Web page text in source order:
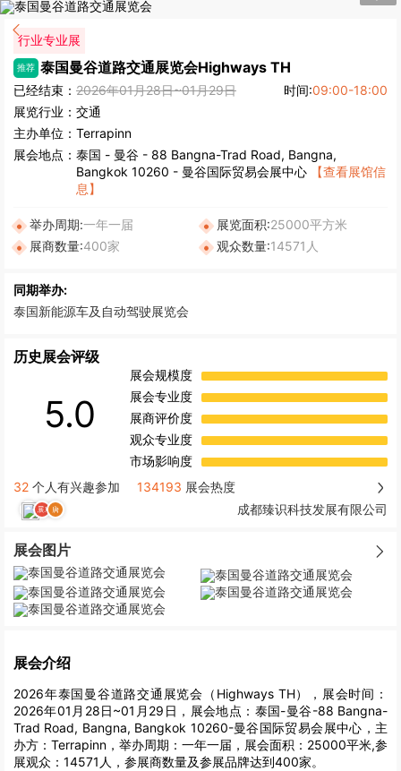
行业专业展
推荐 泰国曼谷道路交通展览会Highways TH
已经结束： 2026年01月28日~01月29日 时间:09:00-18:00
展览行业： 交通
主办单位： Terrapinn
展会地点： 泰国 - 曼谷 - 88 Bangna-Trad Road, Bangna,
Bangkok 10260 - 曼谷国际贸易会展中心
【查看展馆信
息】
举办周期:一年一届 展览面积:25000平方米
展商数量:400家 观众数量:14571人
同期举办:
泰国新能源车及自动驾驶展览会
历史展会评级
5.0
展会规模度
展会专业度
展商评价度
观众专业度
市场影响度
32 个人有兴趣参加 134193 展会热度
成都臻识科技发展有限公司
展会图片
展会介绍
2026年泰国曼谷道路交通展览会（Highways TH），展会时间：
2026年01月28日~01月29日，展会地点：泰国-曼谷-88 Bangna-
Trad Road, Bangna, Bangkok 10260-曼谷国际贸易会展中心，主
办方：Terrapinn，举办周期：一年一届，展会面积：25000平米,参
展观众：14571人，参展商数量及参展品牌达到400家。